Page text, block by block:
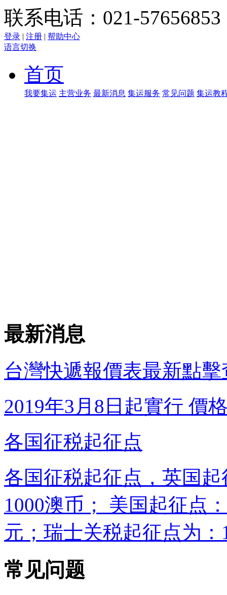
联系电话：021-57656853
登录 | 注册 | 帮助中心
语言切换
首页
我要集运 主营业务 最新消息 集运服务 常见问题 集运教
最新消息
台灣快遞報價表最新點擊
2019年3月8日起實行 價
各国征税起征点
各国征税起征点，英国
1000澳币； 美国起征点
元；瑞士关税起征点为：
常见问题